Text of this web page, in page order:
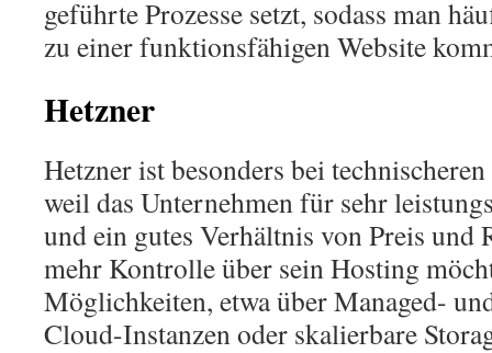
geführte Prozesse setzt, sodass man
zu einer funktionsfähigen Website
Hetzner
Hetzner ist besonders bei
weil das Unternehmen für sehr
und ein gutes Verhältnis von Preis und
mehr Kontrolle über sein Hosting
Möglichkeiten, etwa über Managed-
Cloud-Instanzen oder skalierbare